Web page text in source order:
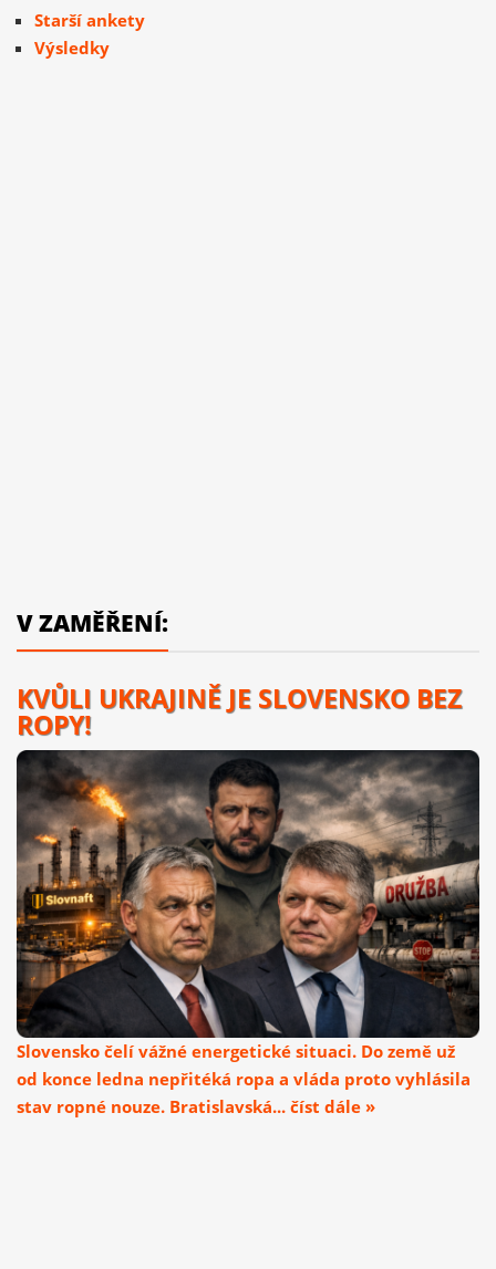
Starší ankety
Výsledky
V ZAMĚŘENÍ:
KVŮLI UKRAJINĚ JE SLOVENSKO BEZ
ROPY!
Slovensko čelí vážné energetické situaci. Do země už
od konce ledna nepřitéká ropa a vláda proto vyhlásila
stav ropné nouze. Bratislavská... číst dále »